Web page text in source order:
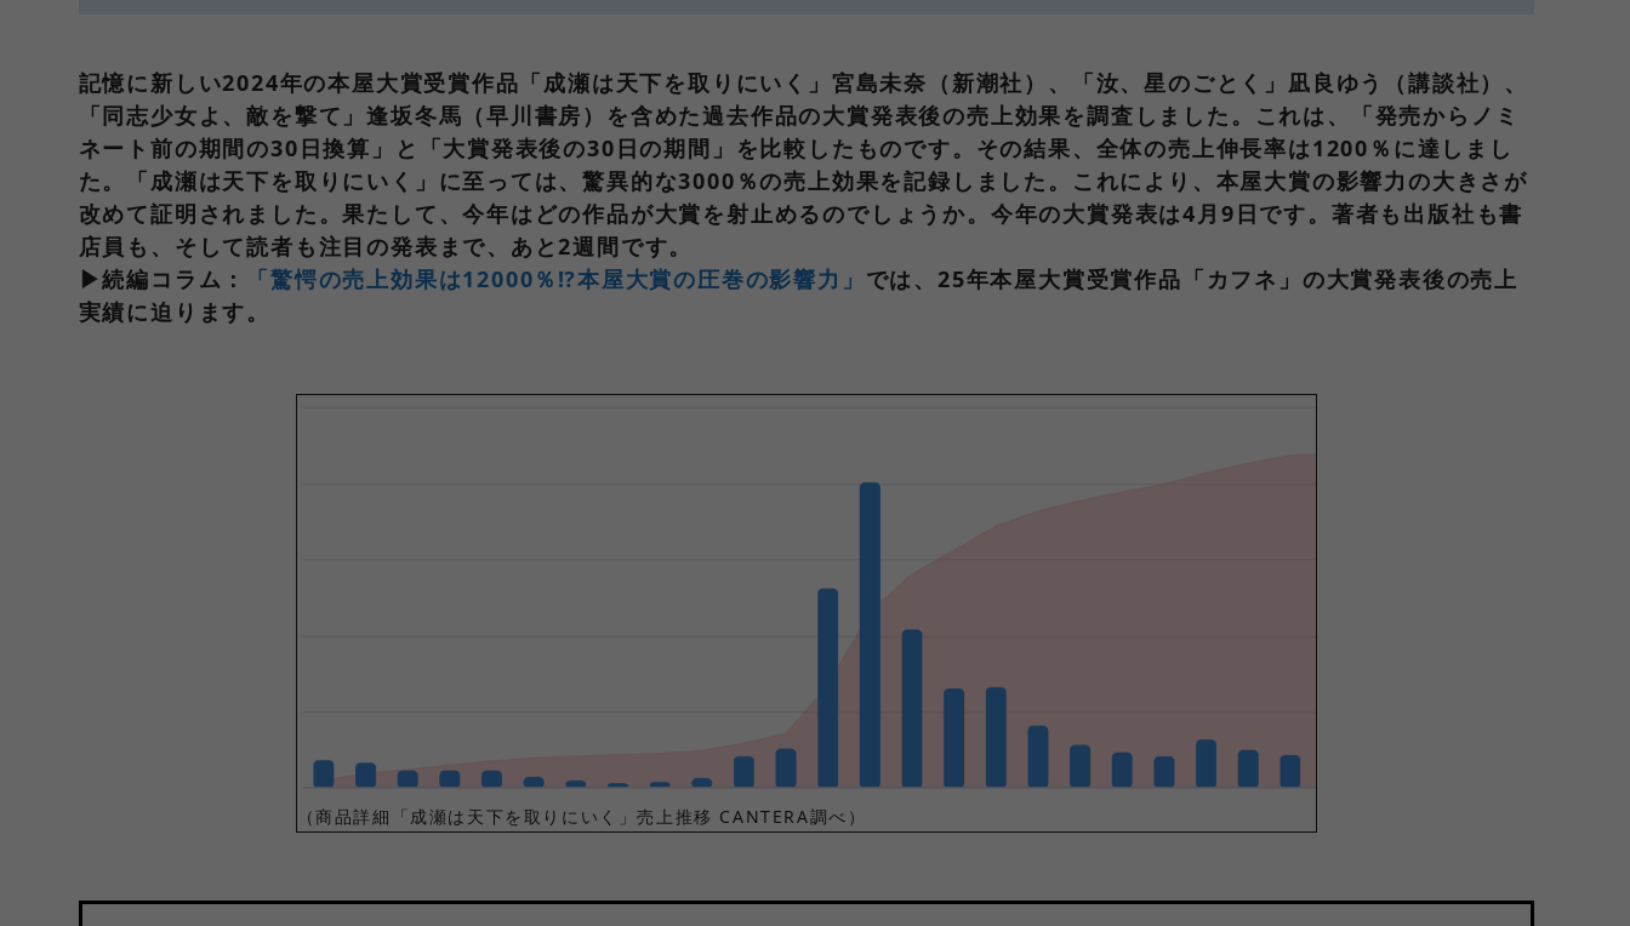
記憶に新しい2024年の本屋大賞受賞作品「成瀬は天下を取りにいく」宮島未奈（新潮社）、「汝、星のごとく」凪良ゆう（講談社）、
「同志少女よ、敵を撃て」逢坂冬馬（早川書房）を含めた過去作品の大賞発表後の売上効果を調査しました。これは、「発売からノミ
ネート前の期間の30日換算」と「大賞発表後の30日の期間」を比較したものです。その結果、全体の売上伸長率は1200％に達しまし
た。「成瀬は天下を取りにいく」に至っては、驚異的な3000％の売上効果を記録しました。これにより、本屋大賞の影響力の大きさが
改めて証明されました。果たして、今年はどの作品が大賞を射止めるのでしょうか。今年の大賞発表は4月9日です。著者も出版社も書
店員も、そして読者も注目の発表まで、あと2週間です。
▶続編コラム：
「驚愕の売上効果は12000％⁉本屋大賞の圧巻の影響力」 では、25年本屋大賞受賞作品「カフネ」の大賞発表後の売上
実績に迫ります。
（商品詳細「成瀬は天下を取りにいく」売上推移 CANTERA調べ）